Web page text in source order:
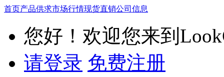
首页产品供求市场行情现货直销公司信息
您好！欢迎您来到
请登录 免费注册